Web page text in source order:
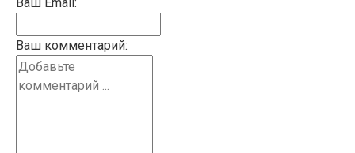
Ваш комментарий: